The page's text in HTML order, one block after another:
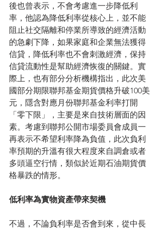
後也曾表示，不會考慮進一步降低利
率，他認為降低利率從核心上，並不能
阻止社交隔離和停業所導致的經濟活動
的急劇下降，如果家庭和企業無法獲得
信貸，降低利率也不會刺激經濟，保持
信貸流動性是幫助經濟恢復的關鍵。實
際上，也有部分分析機構指出，此次美
國部分期限聯邦基金期貨價格升破100美
元，隱含對應月份聯邦基金利率打開
「零下限」，主要是來自技術層面的因
素。考慮到聯邦公開市場委員會成員一
再表示不希望利率降為負值，此次負利
率預期的升溫有很大程度來自調倉或者
多頭逼空行情，類似於近期石油期貨價
格暴跌的情形。
低利率為實物資產帶來契機
不過，不論負利率是否會到來，從中長